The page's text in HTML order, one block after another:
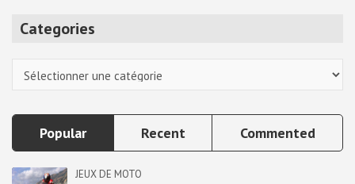
Categories
Popular Recent Commented
JEUX DE MOTO